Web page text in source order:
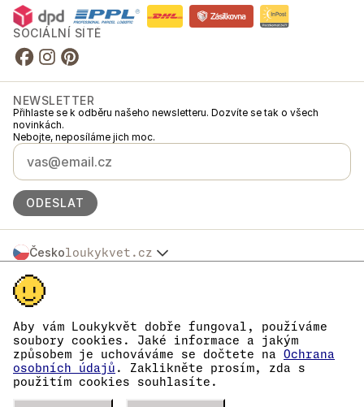
Aby vám Loukykvět dobře fungoval, používáme
soubory cookies. Jaké informace a jakým
způsobem je uchováváme se dočtete na
Ochrana
osobních údajů . Zaklikněte prosím, zda s
použitím cookies souhlasíte.
SOCIÁLNÍ SÍTĚ
NEWSLETTER
Přihlaste se k odběru našeho newsletteru. Dozvíte se tak o všech
novinkách.
Nebojte, neposíláme jich moc.
ODESLAT
Českoloukykvet.cz
Polska
Österreich
Deutschland
France
België
Danmark
Eesti
España
© 2016 →
Loukykvět s.r.o. je zapsaný v OR u Městského soudu v Praze, oddíl C,
Jsme zapojeni v Systému sdruženého plněné EKO-KOM pod číslem
EKF00180493.
Pro vydávání RL pasů používáme registrační číslo 0636.
Naše IČ je 05663687, DIČ CZ05663687.
Datová schránka má ID eng827q.
Číslo EORI je CZ05663687.